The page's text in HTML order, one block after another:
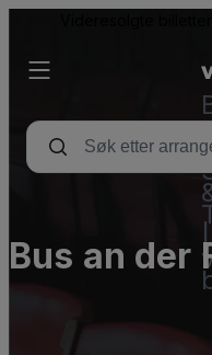
|
Bus an der